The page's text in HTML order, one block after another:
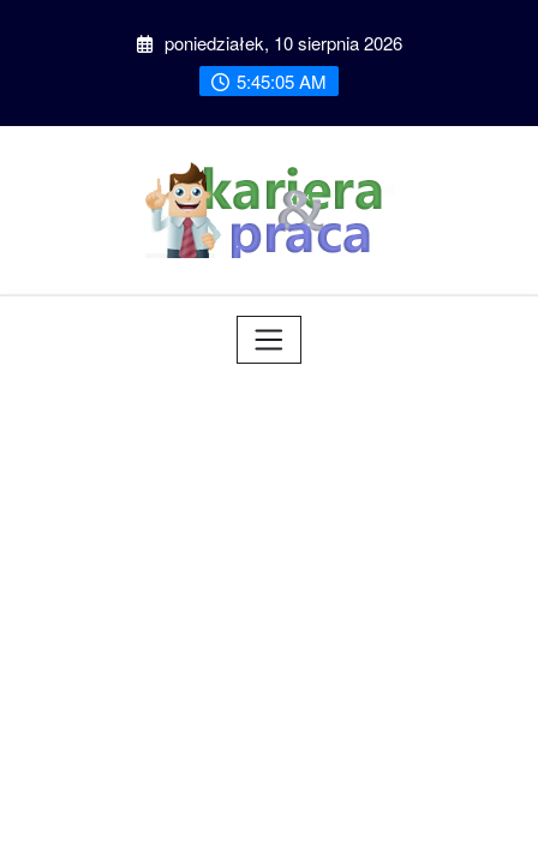
poniedziałek, 10 sierpnia 2026
5:45:06 AM